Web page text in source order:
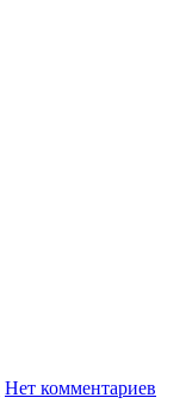
Нет комментариев